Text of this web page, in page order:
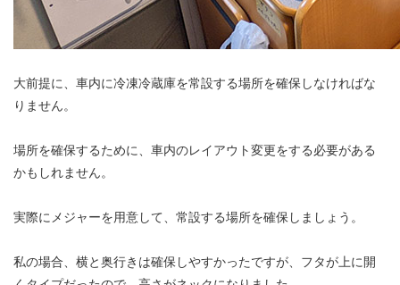
大前提に、車内に冷凍冷蔵庫を常設する場所を確保しなければな
りません。
場所を確保するために、車内のレイアウト変更をする必要がある
かもしれません。
実際にメジャーを用意して、常設する場所を確保しましょう。
私の場合、横と奥行きは確保しやすかったですが、フタが上に開